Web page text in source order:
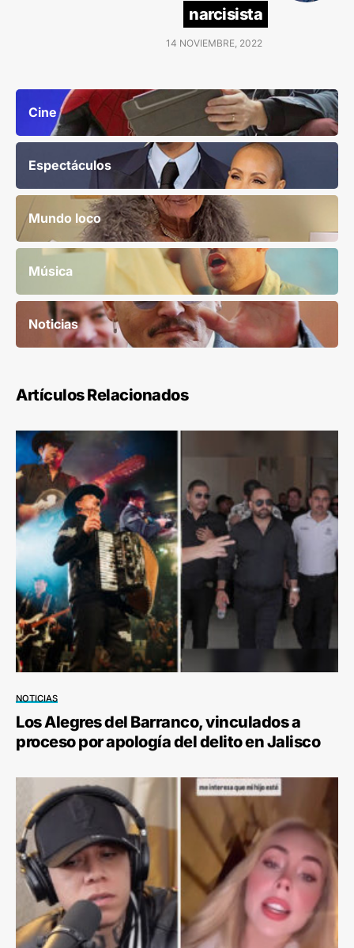
narcisista
14 NOVIEMBRE, 2022
Cine
Espectáculos
Mundo loco
Música
Noticias
Artículos Relacionados
NOTICIAS
Los Alegres del Barranco, vinculados a
proceso por apología del delito en Jalisco